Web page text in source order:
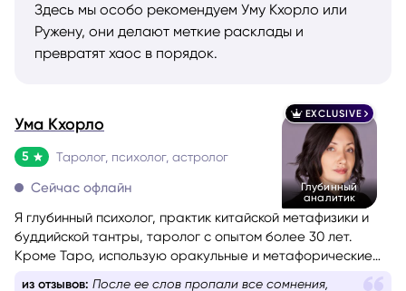
Здесь мы особо рекомендуем Уму Кхорло или
Ружену, они делают меткие расклады и
превратят хаос в порядок.
EXCLUSIVE
Глубинный
аналитик
Ума Кхорло
5 Таролог, психолог, астролог
Сейчас офлайн
Я глубинный психолог, практик китайской метафизики и
буддийской тантры, таролог с опытом более 30 лет.
Кроме Таро, использую оракульные и метафорические
из отзывов: После ее слов пропали все сомнения,